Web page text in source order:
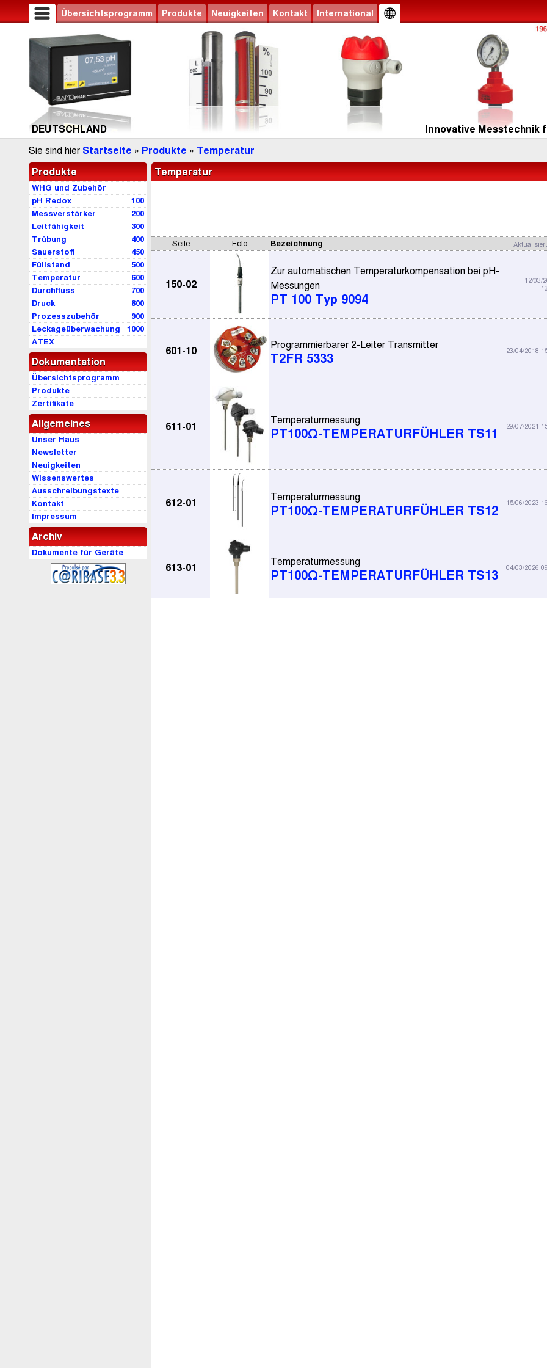
Übersichtsprogramm Produkte Neuigkeiten Kontakt International
DEUTSCHLAND Innovative Messtechnik
Sie sind hier Startseite » Produkte » Temperatur
Produkte
WHG und Zubehör
100
pH Redox
200
Messverstärker
300
Leitfähigkeit
400
Trübung
450
Sauerstoff
500
Füllstand
600
Temperatur
700
Durchfluss
800
Druck
900
Prozesszubehör
1000
Leckageüberwachung
ATEX
Dokumentation
Übersichtsprogramm
Produkte
Zertifikate
Allgemeines
Unser Haus
Newsletter
Neuigkeiten
Wissenswertes
Ausschreibungstexte
Kontakt
Impressum
Archiv
Dokumente für Geräte
Temperatur
Seite Foto Bezeichnung
150-02
Zur automatischen Temperaturkompensation bei pH-
Messungen
PT 100 Typ 9094
12/03/
601-10
Programmierbarer 2-Leiter Transmitter
T2FR 5333
23/04/2018
611-01
Temperaturmessung
PT100Ω-TEMPERATURFÜHLER TS11
29/07/2021
612-01
Temperaturmessung
PT100Ω-TEMPERATURFÜHLER TS12
15/06/2023
613-01
Temperaturmessung
PT100Ω-TEMPERATURFÜHLER TS13
04/03/2026